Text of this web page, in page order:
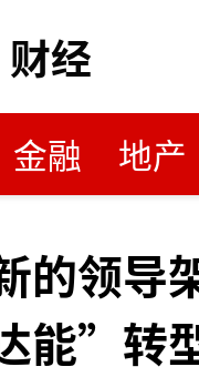
财经
金融 地产
的领导
能”转